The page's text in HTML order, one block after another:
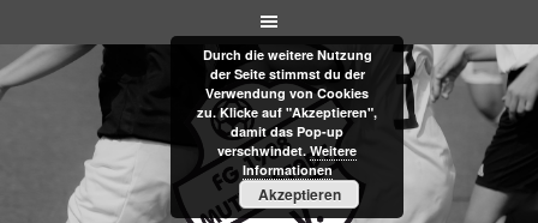
to
content
Durch die weitere Nutzung
der Seite stimmst du der
Verwendung von Cookies
zu. Klicke auf "Akzeptieren",
damit das Pop-up
verschwindet.Weitere
Informationen
Akzeptieren